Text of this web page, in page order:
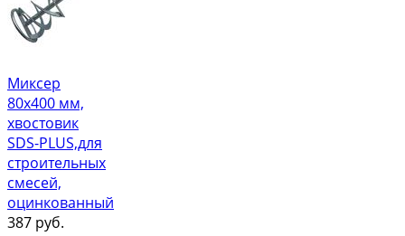
Миксер
80х400 мм,
хвостовик
SDS-PLUS,для
строительных
смесей,
оцинкованный
387 руб.